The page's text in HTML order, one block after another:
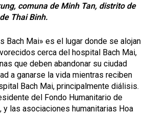
comuna de Minh Tan, distrito de
Thai Binh.
Bach Mai» es el lugar donde se alojan
cerca del hospital Bach Mai,
que deben abandonar su ciudad
a ganarse la vida mientras reciben
Bach Mai, principalmente diálisis.
del Fondo Humanitario de
y las asociaciones humanitarias Hoa